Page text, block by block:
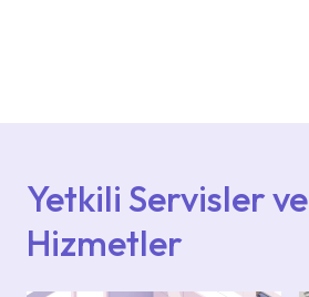
Yetkili Servisler ve
Hizmetler